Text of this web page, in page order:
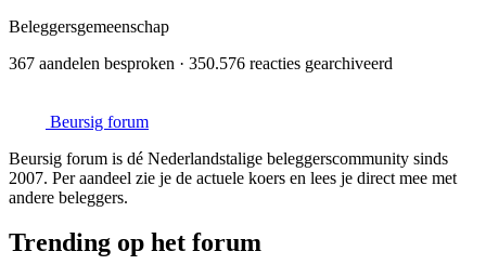
Beleggersgemeenschap
367 aandelen besproken · 350.576 reacties gearchiveerd
Beursig forum
Beursig forum is dé Nederlandstalige beleggerscommunity sinds
2007. Per aandeel zie je de actuele koers en lees je direct mee met
andere beleggers.
Trending op het forum